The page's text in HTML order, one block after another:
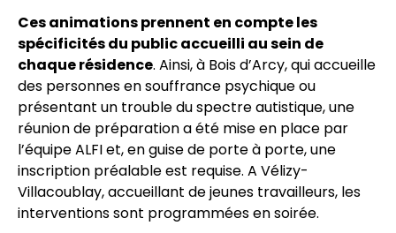
Ces animations prennent en compte les
spécificités du public accueilli au sein de
chaque résidence. Ainsi, à Bois d’Arcy, qui accueille
des personnes en souffrance psychique ou
présentant un trouble du spectre autistique, une
réunion de préparation a été mise en place par
l’équipe ALFI et, en guise de porte à porte, une
inscription préalable est requise. A Vélizy-
Villacoublay, accueillant de jeunes travailleurs, les
interventions sont programmées en soirée.